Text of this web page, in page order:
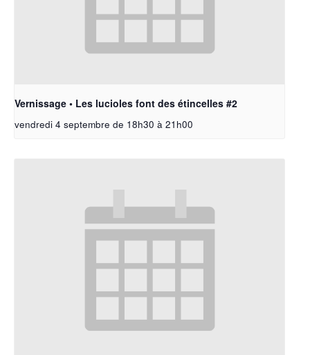
Vernissage • Les lucioles font des étincelles #2
vendredi 4 septembre de 18h30 à 21h00